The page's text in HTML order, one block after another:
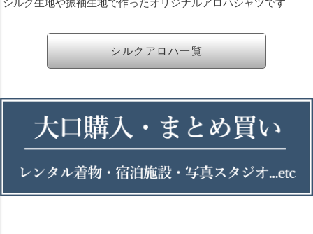
シルク生地や振袖生地で作ったオリジナルアロハシャツです
シルクアロハ一覧